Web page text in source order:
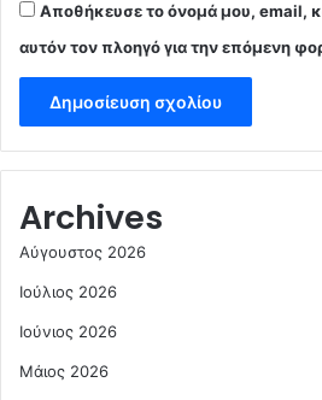
Αποθήκευσε το όνομά μου, email,
αυτόν τον πλοηγό για την επόμενη
Archives
Αύγουστος 2026
Ιούλιος 2026
Ιούνιος 2026
Μάιος 2026